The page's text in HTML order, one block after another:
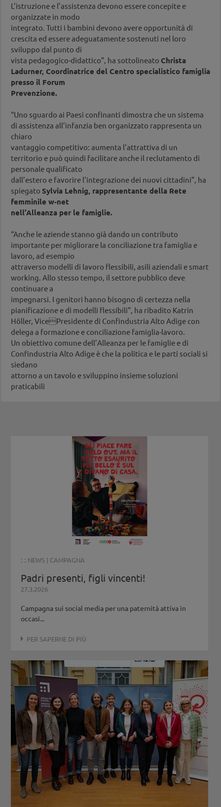
L’istruzione e l’assistenza devono essere concepite e
organizzate in modo
integrato. Tutti i bambini devono avere opportunità di
crescita ed essere adeguatamente sostenuti nel loro
sviluppo dal punto di
vista pedagogico-didattico”, ha sottolineato Christa
Ladurner, Coordinatrice del Centro specialistico famiglia
presso il Forum
Prevenzione.
“Uno sguardo ai Paesi confinanti dimostra che un sistema
di assistenza all’infanzia ben organizzato rappresenta un
chiaro
vantaggio competitivo: aumenta l’attrattiva di un
territorio e può quindi facilitare anche il reclutamento di
personale qualificato
dall’estero e favorire l’integrazione dei nuovi cittadini”, ha
spiegato Sylvia Lehnig, rappresentante della Rete
femminile w-net
nell’Alleanza per le famiglie.
“Anche le aziende stanno già dando un contributo
importante per migliorare la conciliazione tra famiglia e
lavoro, ad esempio
attraverso modelli di lavoro flessibili, asili aziendali e smart
working. Allo stesso tempo, il settore pubblico deve
continuare a
impegnarsi. I genitori hanno bisogno di certezza nella
pianificazione e di modelli flessibili”, ha ribadito Katrin
Höller, VicePresidente di Confindustria Alto Adige con
delega a formazione e conciliazione famiglia-lavoro.
Un obiettivo comune dell’Alleanza per le famiglie e di
Confindustria Alto Adige è che la politica e le parti sociali si
siedano
attorno a un tavolo e sviluppino insieme soluzioni
praticabili
: : NEWS | CAMPAGNA
Padri presenti, figli vincenti!
27.3.2026
Campagna sui social media per una paternità attiva in
occasi...
PER SAPERNE DI PIÙ